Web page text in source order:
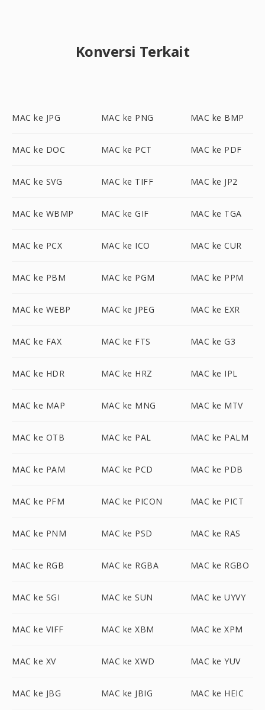
Konversi Terkait
MAC ke JPG MAC ke PNG MAC ke BMP
MAC ke DOC MAC ke PCT MAC ke PDF
MAC ke SVG MAC ke TIFF MAC ke JP2
MAC ke WBMP MAC ke GIF MAC ke TGA
MAC ke PCX MAC ke ICO MAC ke CUR
MAC ke PBM MAC ke PGM MAC ke PPM
MAC ke WEBP MAC ke JPEG MAC ke EXR
MAC ke FAX MAC ke FTS MAC ke G3
MAC ke HDR MAC ke HRZ MAC ke IPL
MAC ke MAP MAC ke MNG MAC ke MTV
MAC ke OTB MAC ke PAL MAC ke PALM
MAC ke PAM MAC ke PCD MAC ke PDB
MAC ke PFM MAC ke PICON MAC ke PICT
MAC ke PNM MAC ke PSD MAC ke RAS
MAC ke RGB MAC ke RGBA MAC ke RGBO
MAC ke SGI MAC ke SUN MAC ke UYVY
MAC ke VIFF MAC ke XBM MAC ke XPM
MAC ke XV MAC ke XWD MAC ke YUV
MAC ke JBG MAC ke JBIG MAC ke HEIC